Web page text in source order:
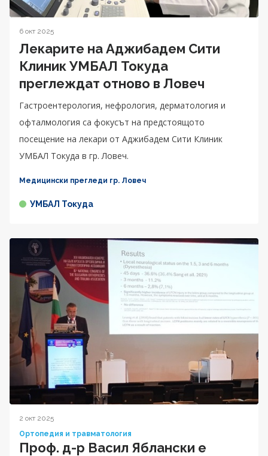
6 окт 2025
Лекарите на Аджибадем Сити
Клиник УМБАЛ Токуда
преглеждат отново в Ловеч
Гастроентерология, нефрология, дерматология и
офталмология са фокусът на предстоящото
посещение на лекари от Аджибадем Сити Клиник
УМБАЛ Токуда в гр. Ловеч.
Медицински прегледи гр. Ловеч
УМБАЛ Токуда
2 окт 2025
Ортопедия и травматология
Проф. д-р Васил Яблански е